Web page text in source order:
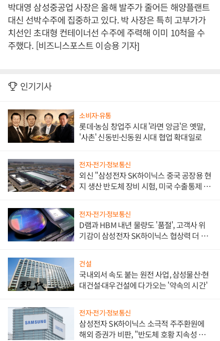
박대영 삼성중공업 사장은 올해 발주가 줄어든 해양플랜트
대신 선박수주에 집중하고 있다. 박 사장은 특히 고부가가
치선인 초대형 컨테이너선 수주에 주력해 이미 10척을 수
주했다. [비즈니스포스트 이승용 기자]
인기기사
소비자·유통
롯데·농심 창업주 시대 '라면 앙금'은 옛말,
'사촌' 신동빈·신동원 시대 협업 확대일로
전자·전기·정보통신
외신 "삼성전자 SK하이닉스 중국 공장용 현
지 생산 반도체 장비 시험, 미국 수출통제 대
전자·전기·정보통신
D램과 HBM 내년 물량도 '품절', 고객사 위
기감이 삼성전자 SK하이닉스 협상력 더 키
건설
국내외서 속도 붙는 원전 사업, 삼성물산·현
대건설·대우건설에 다가오는 '약속의 시간'
전자·전기·정보통신
삼성전자 SK하이닉스 소극적 주주환원에
해외 증권가 비판, "반도체 호황 지속성 의